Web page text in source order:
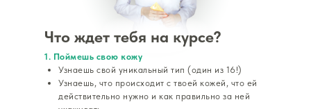
Что ждет тебя на курсе?
1. Поймешь свою кожу
Узнаешь свой уникальный тип (один из 16!)
Узнаешь, что происходит с твоей кожей, что ей
действительно нужно и как правильно за ней